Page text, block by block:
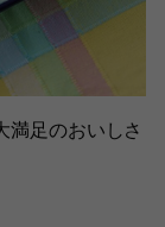
満足のおいしさ